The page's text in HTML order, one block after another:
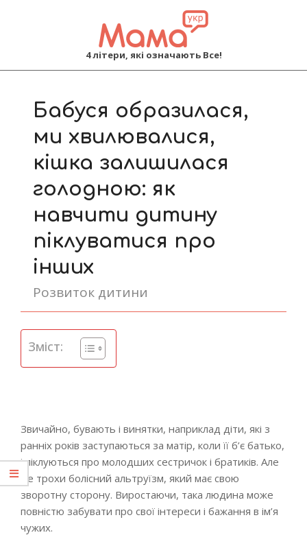
4 літери, які означають Все!
Бабуся образилася,
ми хвилювалися,
кішка залишилася
голодною: як
навчити дитину
піклуватися про
інших
Розвиток дитини
Зміст:
Звичайно, бувають і винятки, наприклад діти, які з
ранніх років заступаються за матір, коли її б’є батько,
і піклуються про молодших сестричок і братиків. Але
це трохи болісний альтруїзм, який має свою
зворотну сторону. Виростаючи, така людина може
повністю забувати про свої інтереси і бажання в ім’я
чужих.